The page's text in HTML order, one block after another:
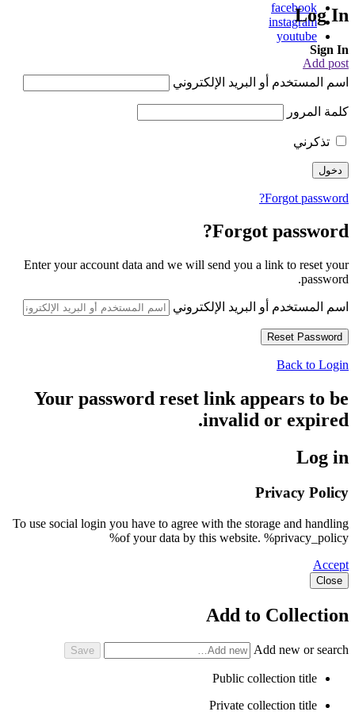
facebook
instagram
youtube
Add post
Log In
Sign In
اسم المستخدم أو البريد الإلكتروني
كلمة المرور
تذكرني
Forgot password?
Forgot password?
Enter your account data and we will send you a link to reset your
password.
اسم المستخدم أو البريد الإلكتروني
Back to Login
Your password reset link appears to be
invalid or expired.
Log in
Privacy Policy
To use social login you have to agree with the storage and handling
of your data by this website. %privacy_policy%
Accept
Close
Add to Collection
Add new or search
Public collection title
Private collection title